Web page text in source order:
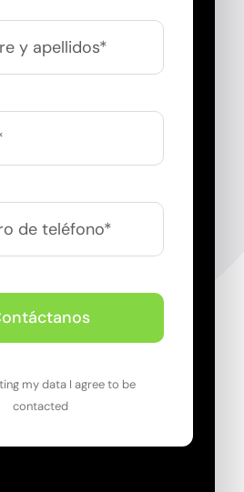
my data I agree to be
contacted